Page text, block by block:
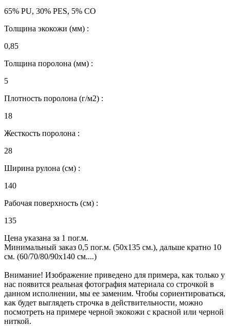
65% PU, 30% PES, 5% CO
Толщина экокожи (мм) :
0,85
Толщина поролона (мм) :
5
Плотность поролона (г/м2) :
18
Жесткость поролона :
28
Ширина рулона (см) :
140
Рабочая поверхность (см) :
135
Цена указана за 1 пог.м.
Минимальный заказ 0,5 пог.м. (50х135 см.), дальше кратно 10
см. (60/70/80/90х140 см....)
Внимание! Изображение приведено для примера, как только у
нас появится реальная фотография материала со строчкой в
данном исполнении, мы ее заменим. Чтобы сориентироваться,
как будет выглядеть строчка в действительности, можно
посмотреть на примере черной экокожи с красной или черной
ниткой.